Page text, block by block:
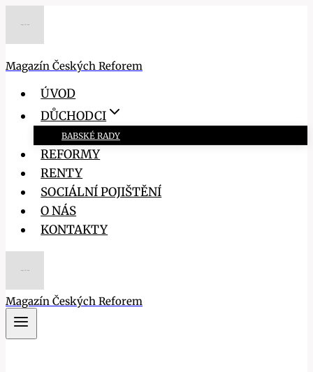
Magazín Českých Reforem
ÚVOD
DŮCHODCI
BABSKÉ RADY
REFORMY
RENTY
SOCIÁLNÍ POJIŠTĚNÍ
O NÁS
KONTAKTY
Magazín Českých Reforem